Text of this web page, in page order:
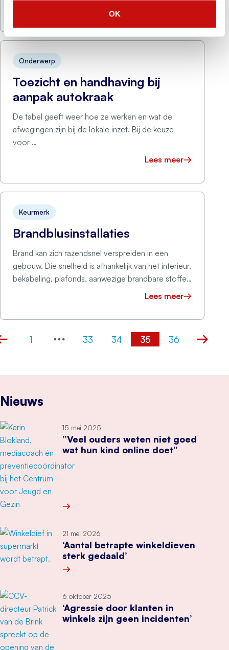
OK
installaties, procesautomatisering of vitale
infrastructuur waarin operationele technologie (OT)
een rol speelt. Je bent …
Toezicht en handhaving bij
aanpak autokraak
Onderwerp
De tabel geeft weer hoe ze werken en wat de
afwegingen zijn bij de lokale inzet. Bij de keuze
voor …
Lees meer
Brandblusinstallaties
Keurmerk
Brand kan zich razendsnel verspreiden in een
gebouw. Die snelheid is afhankelijk van het interieur,
bekabeling, plafonds, aanwezige brandbare stoffen
Lees meer
Vorige
1 33 34 35 36
Nieuws
15 mei 2025
”Veel ouders weten niet goed
wat hun kind online doet”
21 mei 2026
‘Aantal betrapte winkeldieven
sterk gedaald’
6 oktober 2025
‘Agressie door klanten in
winkels zijn geen incidenten’